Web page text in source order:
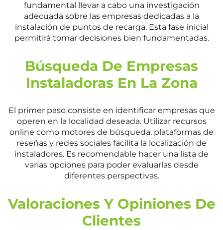
fundamental llevar a cabo una investigación
adecuada sobre las empresas dedicadas a la
instalación de puntos de recarga. Esta fase inicial
permitirá tomar decisiones bien fundamentadas.
Búsqueda De Empresas
Instaladoras En La Zona
El primer paso consiste en identificar empresas que
operen en la localidad deseada. Utilizar recursos
online como motores de búsqueda, plataformas de
reseñas y redes sociales facilita la localización de
instaladores. Es recomendable hacer una lista de
varias opciones para poder evaluarlas desde
diferentes perspectivas.
Valoraciones Y Opiniones De
Clientes